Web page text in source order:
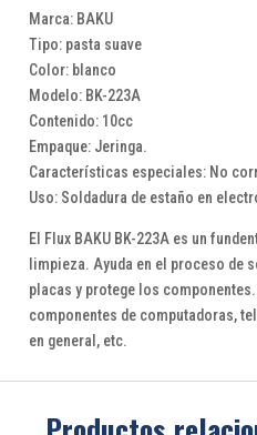
Marca: BAKU
Tipo: pasta suave
Color: blanco
Modelo: BK-223A
Contenido: 10cc
Empaque: Jeringa.
Características especiales: No
Uso: Soldadura de estaño en
El Flux BAKU BK-223A es un
limpieza. Ayuda en el proceso de
placas y protege los
componentes de computadoras,
en general, etc.